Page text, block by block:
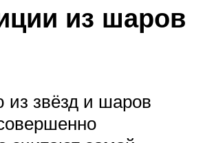
из шаров
звёзд и шаров